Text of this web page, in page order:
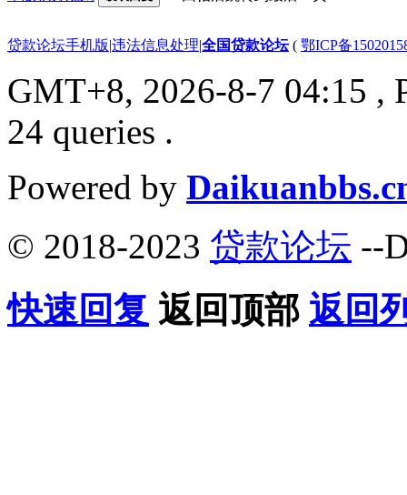
贷款论坛手机版|违法信息处理|全国贷款论坛( 鄂ICP备
GMT+8, 2026-8-7 04:15 ,
24 queries .
Powered by
© 2018-2023 贷款论坛 --
快速回复 返回顶部 返回